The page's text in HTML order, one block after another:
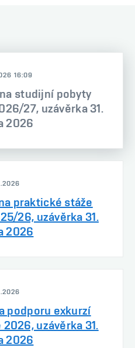
16:09
studijní pobyty
27, uzávěrka 31.
2026
praktické stáže
26, uzávěrka 31.
2026
podporu exkurzí
uzávěrka 31.
2026